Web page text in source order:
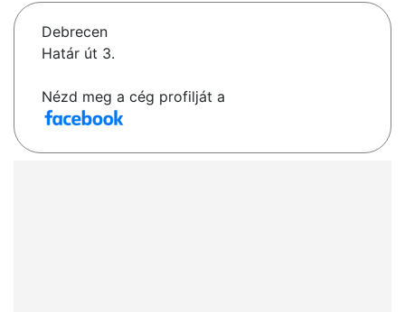
Debrecen
Határ út 3.
Nézd meg a cég profilját a